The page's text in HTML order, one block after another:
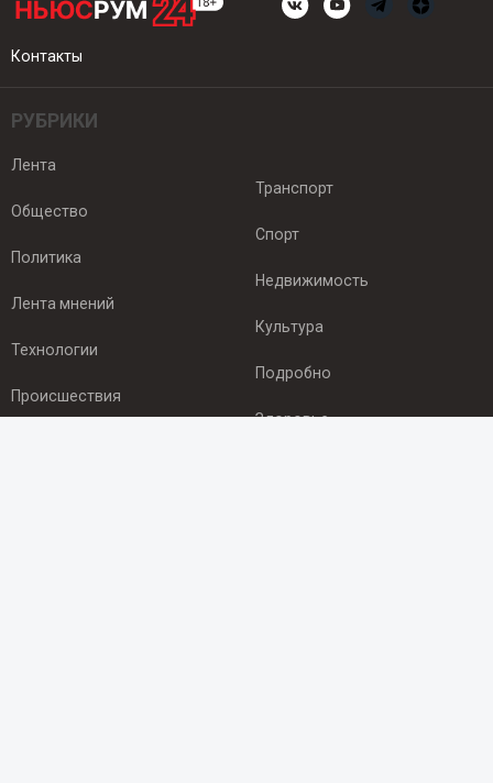
Контакты
РУБРИКИ
Лента
Общество
Политика
Лента мнений
Технологии
Происшествия
Транспорт
Спорт
Недвижимость
Культура
Подробно
Здоровье